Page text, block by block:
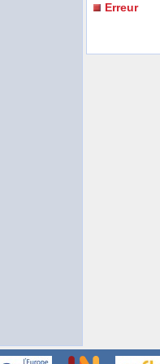
Erreur